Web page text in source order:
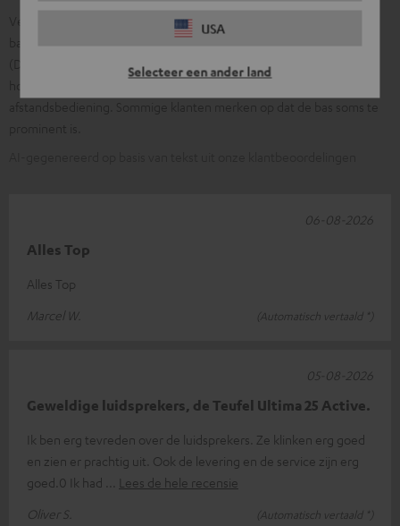
USA
Selecteer een ander land
Veel klanten prijzen het krachtige, ruimtelijke geluid met volle
bassen. Vaak wordt de eenvoudige installatie en veelzijdigheid
(DAB+, bluetooth, HDMI, USB/optisch) genoemd, evenals de
Alles Top
Alles Top
Marcel W.
(Automatisch vertaald *)
06-08-2026
Geweldige luidsprekers, de Teufel Ultima 25 Active.
Ik ben erg tevreden over de luidsprekers. Ze klinken erg goed
en zien er prachtig uit. Ook de levering en de service zijn erg
goed.0 Ik had
Lees de hele recensie
Oliver S.
(Automatisch vertaald *)
05-08-2026